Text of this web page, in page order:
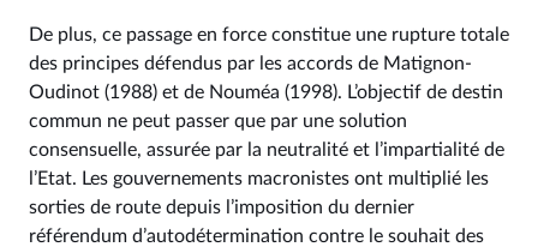
De plus, ce passage en force constitue une rupture totale
des principes défendus par les accords de Matignon-
Oudinot (1988) et de Nouméa (1998). L’objectif de destin
commun ne peut passer que par une solution
consensuelle, assurée par la neutralité et l’impartialité de
l’Etat. Les gouvernements macronistes ont multiplié les
sorties de route depuis l’imposition du dernier
référendum d’autodétermination contre le souhait des